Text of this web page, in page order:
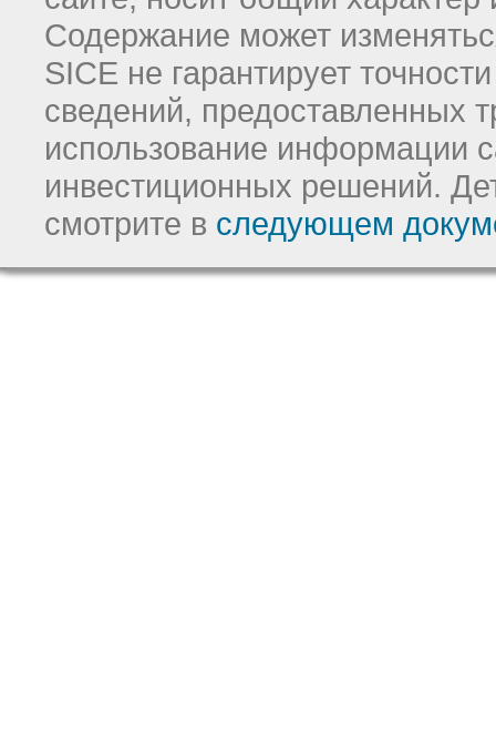
Содержание может
SICE не гарантирует
сведений, предоставленных
использование информации
инвестиционных решений.
смотрите в следующем